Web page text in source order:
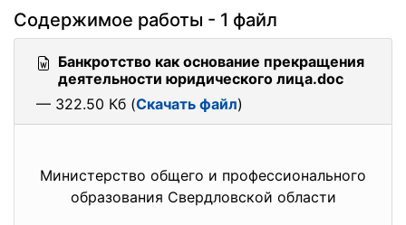
Содержимое работы - 1 файл
Банкротство как основание прекращения
деятельности юридического лица.doc
— 322.50 Кб (Скачать файл)
Министерство общего и профессионального
образования Свердловской области